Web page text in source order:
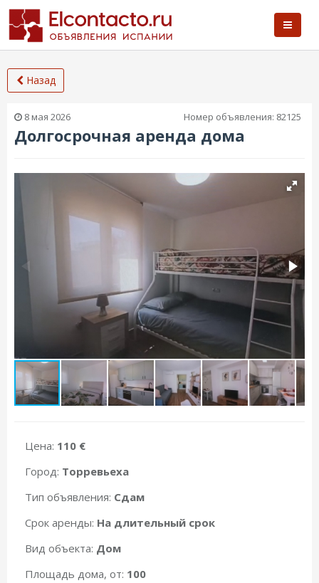
Назад
8 мая 2026 Номер объявления: 82125
Долгосрочная аренда дома
Цена: 110 €
Город: Торревьеха
Тип объявления: Сдам
Срок аренды: На длительный срок
Вид объекта: Дом
Площадь дома, от: 100